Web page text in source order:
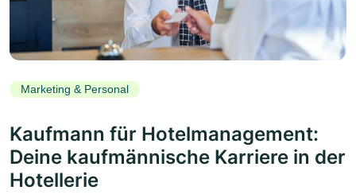
Marketing & Personal
Kaufmann für Hotelmanagement:
Deine kaufmännische Karriere in der
Hotellerie